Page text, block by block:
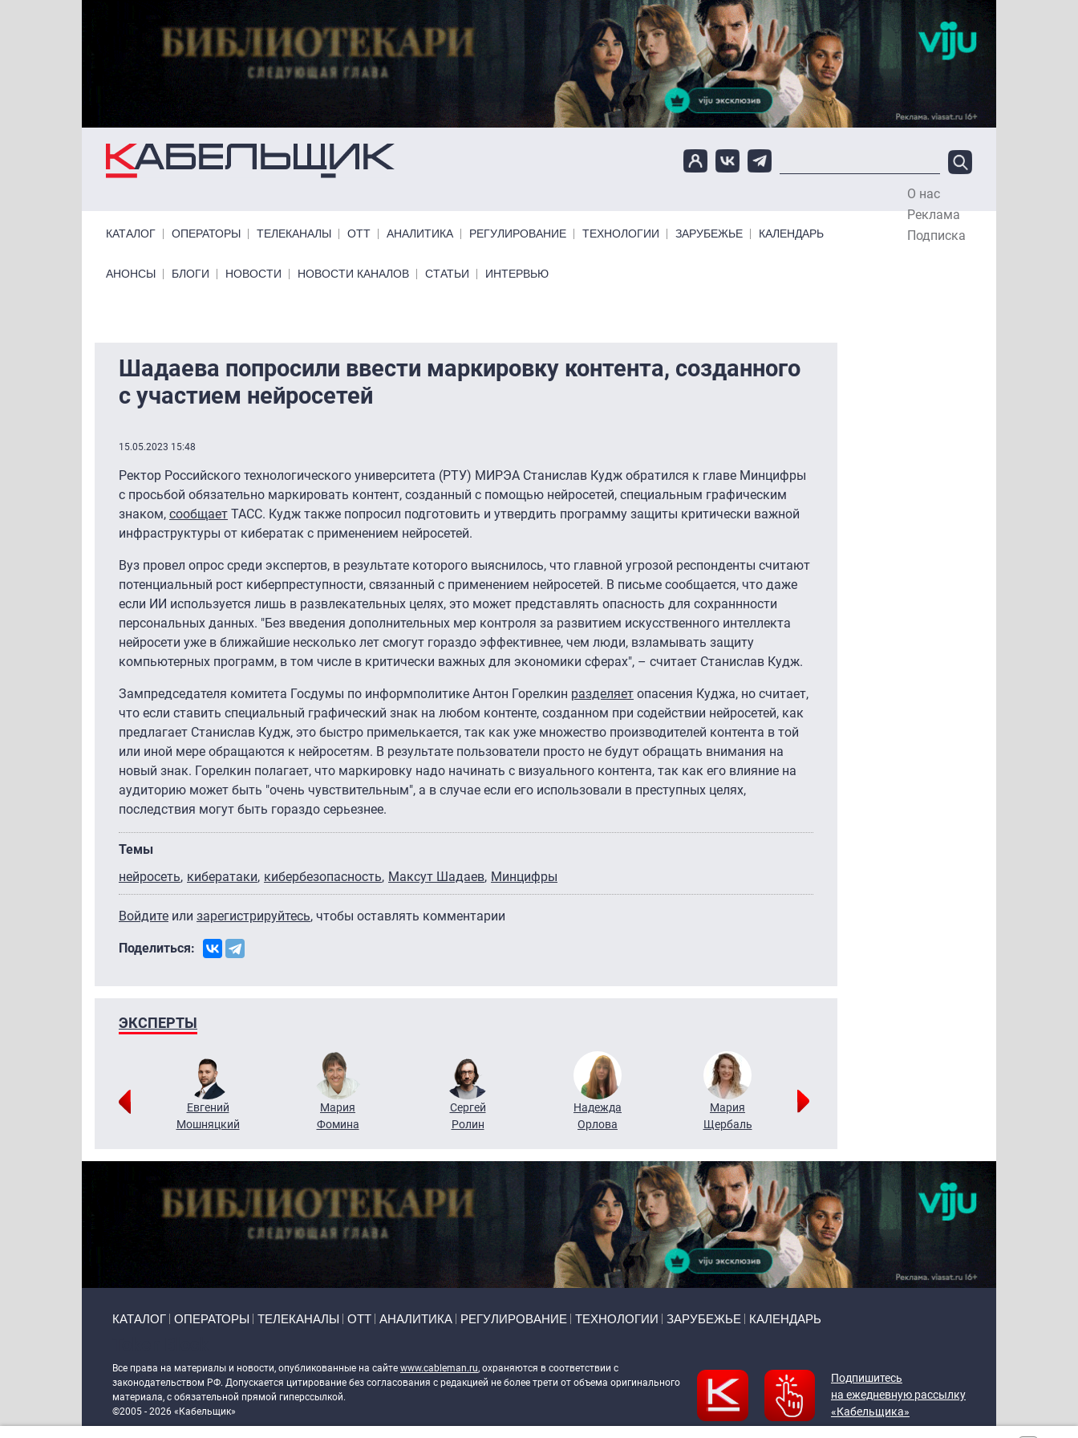
О нас
Реклама
Подписка
КАТАЛОГ ОПЕРАТОРЫ ТЕЛЕКАНАЛЫ ОТТ АНАЛИТИКА РЕГУЛИРОВАНИЕ ТЕХНОЛОГИИ ЗАРУБЕЖЬЕ КАЛЕНДАРЬ
Primary links bottom
АНОНСЫ БЛОГИ НОВОСТИ НОВОСТИ КАНАЛОВ СТАТЬИ ИНТЕРВЬЮ
Шадаева попросили ввести маркировку контента, созданного
с участием нейросетей
15.05.2023 15:48
Ректор Российского технологического университета (РТУ) МИРЭА Станислав Кудж обратился к главе Минцифры
с просьбой обязательно маркировать контент, созданный с помощью нейросетей, специальным графическим
знаком, сообщает ТАСС. Кудж также попросил подготовить и утвердить программу защиты критически важной
инфраструктуры от кибератак с применением нейросетей.
Вуз провел опрос среди экспертов, в результате которого выяснилось, что главной угрозой респонденты считают
потенциальный рост киберпреступности, связанный с применением нейросетей. В письме сообщается, что даже
если ИИ используется лишь в развлекательных целях, это может представлять опасность для сохраннности
персональных данных. "Без введения дополнительных мер контроля за развитием искусственного интеллекта
нейросети уже в ближайшие несколько лет смогут гораздо эффективнее, чем люди, взламывать защиту
компьютерных программ, в том числе в критически важных для экономики сферах", – считает Станислав Кудж.
Зампредседателя комитета Госдумы по информполитике Антон Горелкин разделяет опасения Куджа, но считает,
что если ставить специальный графический знак на любом контенте, созданном при содействии нейросетей, как
предлагает Станислав Кудж, это быстро примелькается, так как уже множество производителей контента в той
или иной мере обращаются к нейросетям. В результате пользователи просто не будут обращать внимания на
новый знак. Горелкин полагает, что маркировку надо начинать с визуального контента, так как его влияние на
аудиторию может быть "очень чувствительным", а в случае если его использовали в преступных целях,
последствия могут быть гораздо серьезнее.
Темы
нейросеть кибератаки кибербезопасность Максут Шадаев Минцифры
Войдите или зарегистрируйтесь, чтобы оставлять комментарии
Поделиться:
ЭКСПЕРТЫ
Евгений
Мошняцкий
Мария
Фомина
Сергей
Ролин
Надежда
Орлова
Мария
Щербаль
КАТАЛОГ ОПЕРАТОРЫ ТЕЛЕКАНАЛЫ ОТТ АНАЛИТИКА РЕГУЛИРОВАНИЕ ТЕХНОЛОГИИ ЗАРУБЕЖЬЕ КАЛЕНДАРЬ
Все права на материалы и новости, опубликованные на сайте www.cableman.ru, охраняются в соответствии с
законодательством РФ. Допускается цитирование без согласования с редакцией не более трети от объема оригинального
материала, с обязательной прямой гиперссылкой.
©2005 - 2026 «Кабельщик»
Подпишитесь
на ежедневную рассылку
«Кабельщика»